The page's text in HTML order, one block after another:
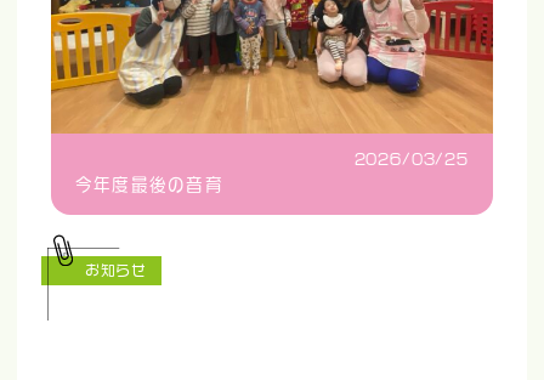
2026/03/25
今年度最後の音育
お知らせ